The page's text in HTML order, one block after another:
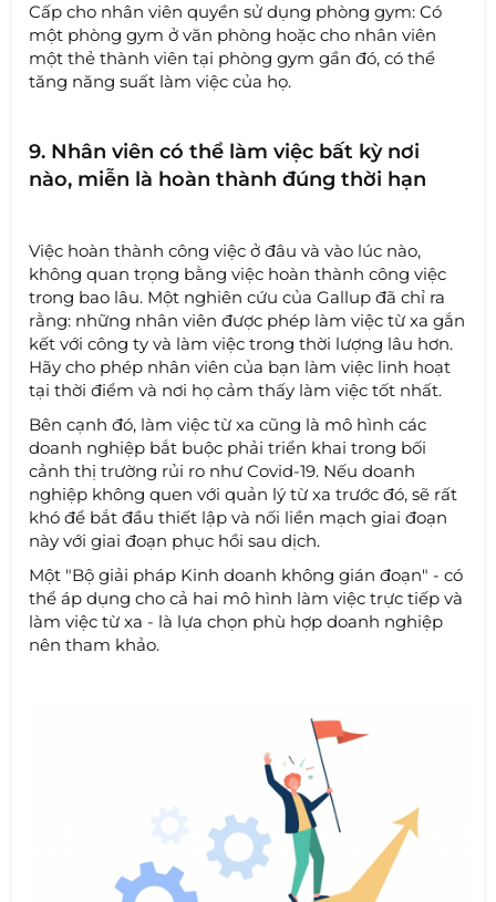
Cấp cho nhân viên quyền sử dụng phòng gym: Có
một phòng gym ở văn phòng hoặc cho nhân viên
một thẻ thành viên tại phòng gym gần đó, có thể
tăng năng suất làm việc của họ.
9. Nhân viên có thể làm việc bất kỳ nơi
nào, miễn là hoàn thành đúng thời hạn
Việc hoàn thành công việc ở đâu và vào lúc nào,
không quan trọng bằng việc hoàn thành công việc
trong bao lâu. Một nghiên cứu của Gallup đã chỉ ra
rằng: những nhân viên được phép làm việc từ xa gắn
kết với công ty và làm việc trong thời lượng lâu hơn.
Hãy cho phép nhân viên của bạn làm việc linh hoạt
tại thời điểm và nơi họ cảm thấy làm việc tốt nhất.
Bên cạnh đó, làm việc từ xa cũng là mô hình các
doanh nghiệp bắt buộc phải triển khai trong bối
cảnh thị trường rủi ro như Covid-19. Nếu doanh
nghiệp không quen với quản lý từ xa trước đó, sẽ rất
khó để bắt đầu thiết lập và nối liền mạch giai đoạn
này với giai đoạn phục hồi sau dịch.
Một "Bộ giải pháp Kinh doanh không gián đoạn" - có
thể áp dụng cho cả hai mô hình làm việc trực tiếp và
làm việc từ xa - là lựa chọn phù hợp doanh nghiệp
nên tham khảo.